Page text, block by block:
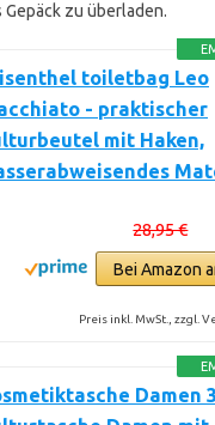
zu überladen.
toiletbag Leo
- praktischer
mit Haken,
28,95 €
Bei Amazon
Preis inkl. MwSt., zzgl.
Damen